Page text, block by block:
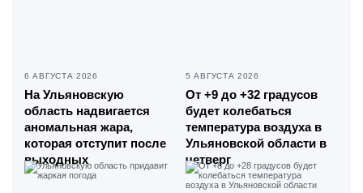
6 АВГУСТА 2026
На Ульяновскую
область надвигается
аномальная жара,
которая отступит после
выходных
5 АВГУСТА 2026
От +9 до +32 градусов
будет колебаться
температура воздуха в
Ульяновской области в
четверг